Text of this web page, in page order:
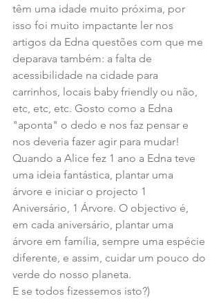
têm uma idade muito próxima, por
isso foi muito impactante ler nos
artigos da Edna questões com que me
deparava também: a falta de
acessibilidade na cidade para
carrinhos, locais baby friendly ou não,
etc, etc, etc. Gosto como a Edna
"aponta" o dedo e nos faz pensar e
nos deveria fazer agir para mudar!
Quando a Alice fez 1 ano a Edna teve
uma ideia fantástica, plantar uma
árvore e iniciar o projecto 1
Aniversário, 1 Árvore. O objectivo é,
em cada aniversário, plantar uma
árvore em família, sempre uma espécie
diferente, e assim, cuidar um pouco do
verde do nosso planeta.
E se todos fizessemos isto?)